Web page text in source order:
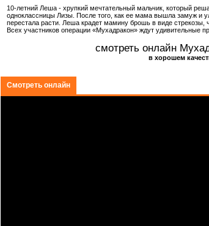
ком.
10-летний Леша - хрупкий мечтательный мальчик, который
одноклассницы Лизы. После того, как ее мама вышла замуж и
перестала расти. Леша крадет мамину брошь в виде стрекозы,
Всех участников операции «Мухадракон» ждут удивительные
смотреть онлайн
в хорошем
Смотреть онлайн